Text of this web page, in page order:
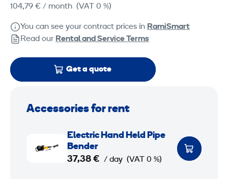
104,79 € / month (VAT 0 %)
You can see your contract prices in RamiSmart
Read our Rental and Service Terms
Get a quote
Accessories for rent
Electric Hand Held Pipe
Bender
37,38 € / day (VAT 0 %)